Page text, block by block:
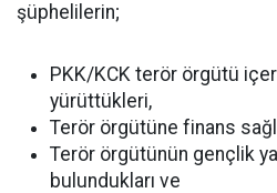
şüphelilerin;
PKK/KCK terör örgütü
yürüttükleri,
Terör örgütüne finans
Terör örgütünün gençlik
bulundukları ve